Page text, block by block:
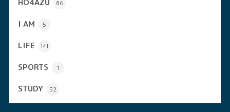
86
I AM 5
LIFE 141
SPORTS 1
STUDY 52